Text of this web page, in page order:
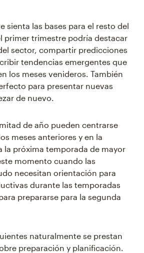
sienta las bases para el resto del
primer trimestre podría destacar
sector, compartir predicciones
tendencias emergentes que
los meses venideros. También
para presentar nuevas
de nuevo.
de año pueden centrarse
meses anteriores y en la
la próxima temporada de mayor
momento cuando las
necesitan orientación para
durante las temporadas
prepararse para la segunda
naturalmente se prestan
preparación y planificación.